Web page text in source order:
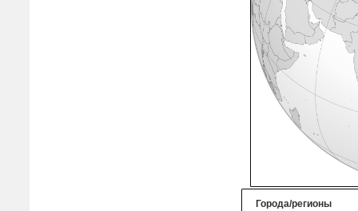
Города/регионы